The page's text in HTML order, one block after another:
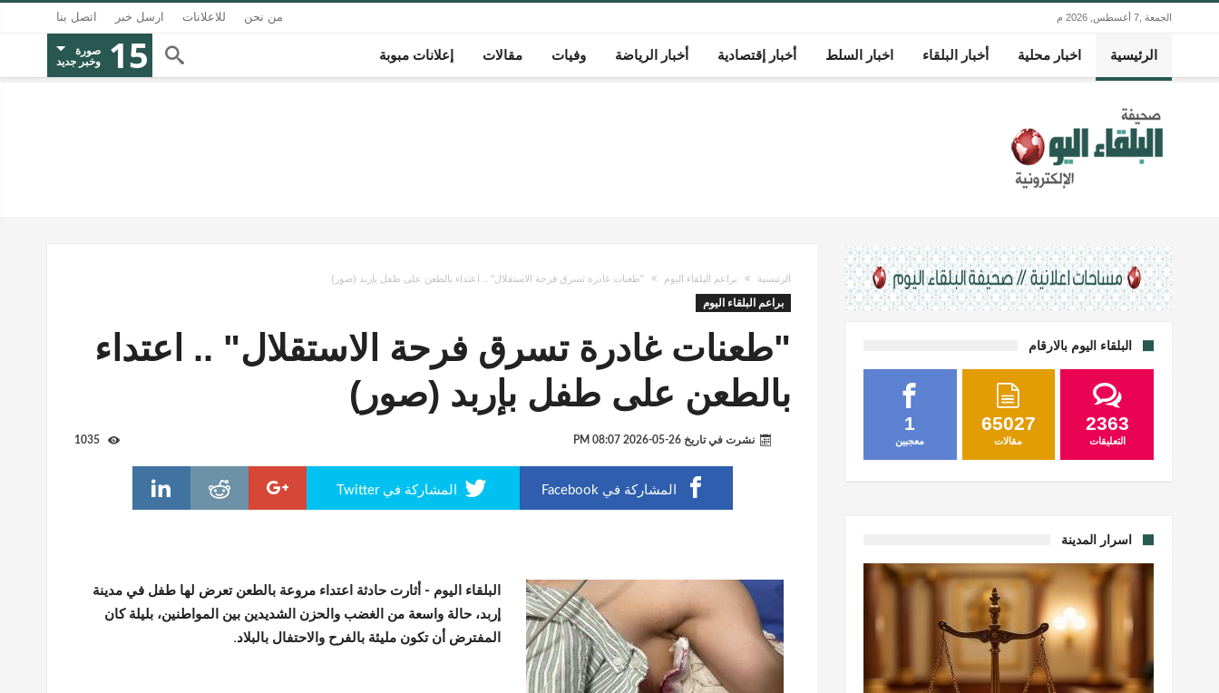
الجمعة ,7 أغسطس, 2026 م من نحن للاعلانات ارسل خبر اتصل بنا
الرئيسية اخبار محلية أخبار البلقاء اخبار السلط أخبار إقتصادية أخبار الرياضة وفيات مقالات إعلانات مبوبة 15 صورة
وخبر جديد
الرئيسية براعم البلقاء اليوم "طعنات غادرة تسرق فرحة الاستقلال" .. اعتداء بالطعن على طفل بإربد (صور)
براعم البلقاء اليوم
"طعنات غادرة تسرق فرحة الاستقلال" .. اعتداء
بالطعن على طفل بإربد (صور)
نشرت في تاريخ 26-05-2026 08:07 PM
المشاركة في Facebook المشاركة في Twitter
البلقاء اليوم - أثارت حادثة اعتداء مروعة بالطعن تعرض لها طفل في مدينة
إربد، حالة واسعة من الغضب والحزن الشديدين بين المواطنين، بليلة كان
المفترض أن تكون مليئة بالفرح والاحتفال بالبلاد.
البلقاء اليوم بالارقام
1
معجبين
65027
مقالات
2363
التعليقات
اسرار المدينة